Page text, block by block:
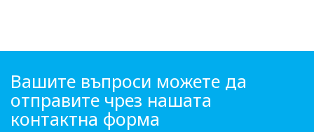
Вашите въпроси можете да
отправите чрез нашата
контактна форма